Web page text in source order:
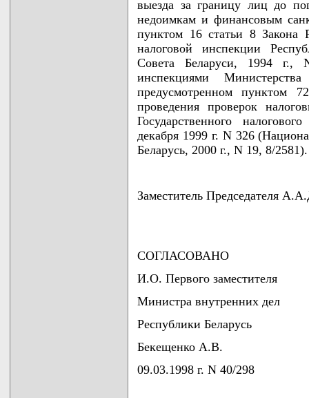
выезда за границу лиц до
недоимкам и финансовым
пунктом 16 статьи 8 Закона
налоговой инспекции
Совета Беларуси, 1994 г.,
инспекциями
предусмотренном пунктом
проведения проверок
Государственного
декабря 1999 г. N 326
Беларусь, 2000 г., N 19, 8/2581).
Заместитель Председателя
СОГЛАСОВАНО
И.О. Первого заместителя
Министра внутренних дел
Республики Беларусь
Бекещенко А.В.
09.03.1998 г. N 40/298